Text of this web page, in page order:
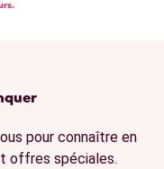
pour connaître en
offres spéciales.